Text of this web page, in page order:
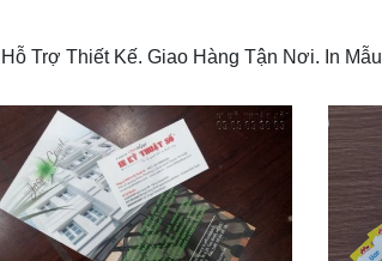
Trợ Thiết Kế. Giao Hàng Tận Nơi. In